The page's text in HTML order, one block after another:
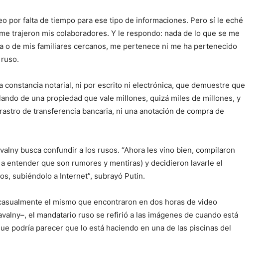
por falta de tiempo para ese tipo de informaciones. Pero sí le eché
trajeron mis colaboradores. Y le respondo: nada de lo que se me
o de mis familiares cercanos, me pertenece ni me ha pertenecido
constancia notarial, ni por escrito ni electrónica, que demuestre que
de una propiedad que vale millones, quizá miles de millones, y
de transferencia bancaria, ni una anotación de compra de
busca confundir a los rusos. “Ahora les vino bien, compilaron
entender que son rumores y mentiras) y decidieron lavarle el
subiéndolo a Internet”, subrayó Putin.
el mismo que encontraron en dos horas de video
el mandatario ruso se refirió a las imágenes de cuando está
podría parecer que lo está haciendo en una de las piscinas del